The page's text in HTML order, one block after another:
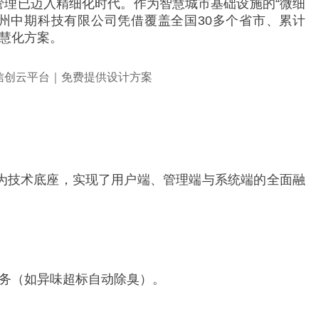
已迈入精细化时代。作为智慧城市基础设施的“微细
中期科技有限公司凭借覆盖全国30多个省市、累计
化方案。
术底座，实现了用户端、管理端与系统端的全面融
如异味超标自动除臭）。